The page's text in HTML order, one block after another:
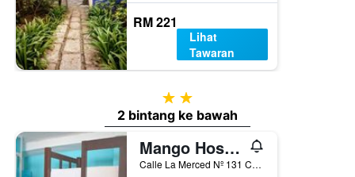
RM 221
Lihat
Tawaran
2 bintang
2 bintang ke bawah
Mango Hostel Bed & Breakfast
Calle La Merced Nº 131 Cercado, Arequipa, Peru